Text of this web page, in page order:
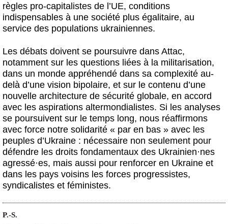
règles pro-capitalistes de l’UE, conditions
indispensables à une société plus égalitaire, au
service des populations ukrainiennes.
Les débats doivent se poursuivre dans Attac,
notamment sur les questions liées à la militarisation,
dans un monde appréhendé dans sa complexité au-
delà d’une vision bipolaire, et sur le contenu d’une
nouvelle architecture de sécurité globale, en accord
avec les aspirations altermondialistes. Si les analyses
se poursuivent sur le temps long, nous réaffirmons
avec force notre solidarité « par en bas » avec les
peuples d’Ukraine : nécessaire non seulement pour
défendre les droits fondamentaux des Ukrainien·nes
agressé·es, mais aussi pour renforcer en Ukraine et
dans les pays voisins les forces progressistes,
syndicalistes et féministes.
P.-S.